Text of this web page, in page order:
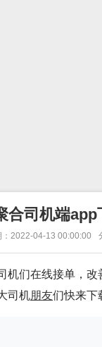
合司机端
：2022-04-13 00:00:00
们在线接单，
司机朋友们快来下